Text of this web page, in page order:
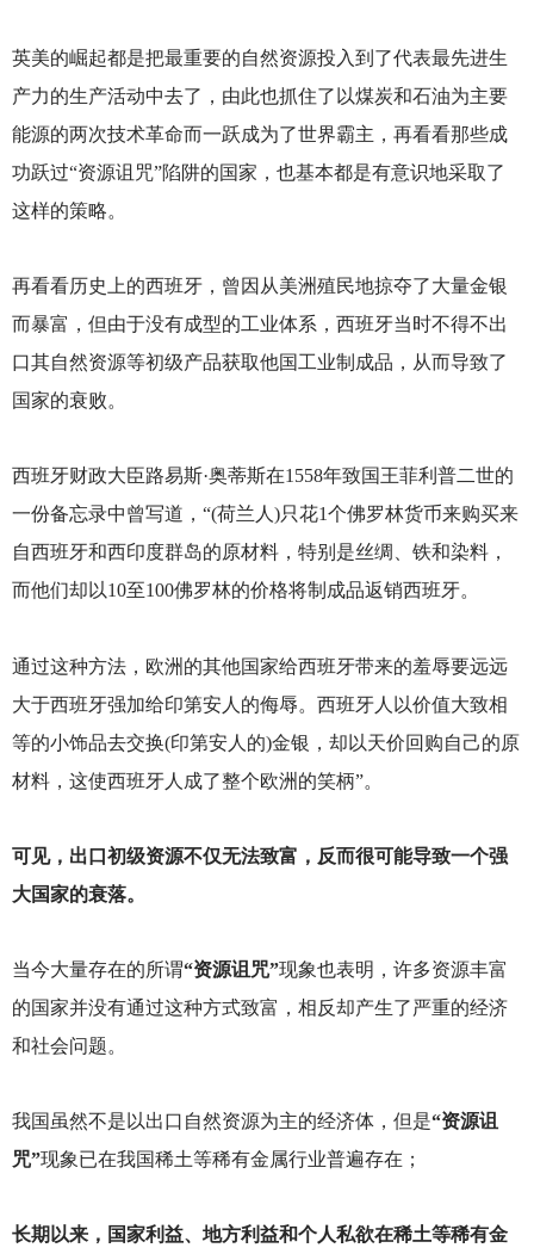
英美的崛起都是把最重要的自然资源投入到了代表最先进生
产力的生产活动中去了，由此也抓住了以煤炭和石油为主要
能源的两次技术革命而一跃成为了世界霸主，再看看那些成
功跃过“资源诅咒”陷阱的国家，也基本都是有意识地采取了
这样的策略。
再看看历史上的西班牙，曾因从美洲殖民地掠夺了大量金银
而暴富，但由于没有成型的工业体系，西班牙当时不得不出
口其自然资源等初级产品获取他国工业制成品，从而导致了
国家的衰败。
西班牙财政大臣路易斯·奥蒂斯在1558年致国王菲利普二世的
一份备忘录中曾写道，“(荷兰人)只花1个佛罗林货币来购买来
自西班牙和西印度群岛的原材料，特别是丝绸、铁和染料，
而他们却以10至100佛罗林的价格将制成品返销西班牙。
通过这种方法，欧洲的其他国家给西班牙带来的羞辱要远远
大于西班牙强加给印第安人的侮辱。西班牙人以价值大致相
等的小饰品去交换(印第安人的)金银，却以天价回购自己的原
材料，这使西班牙人成了整个欧洲的笑柄”。
可见，出口初级资源不仅无法致富，反而很可能导致一个强
大国家的衰落。
当今大量存在的所谓“资源诅咒”现象也表明，许多资源丰富
的国家并没有通过这种方式致富，相反却产生了严重的经济
和社会问题。
我国虽然不是以出口自然资源为主的经济体，但是“资源诅
咒”现象已在我国稀土等稀有金属行业普遍存在；
长期以来，国家利益、地方利益和个人私欲在稀土等稀有金